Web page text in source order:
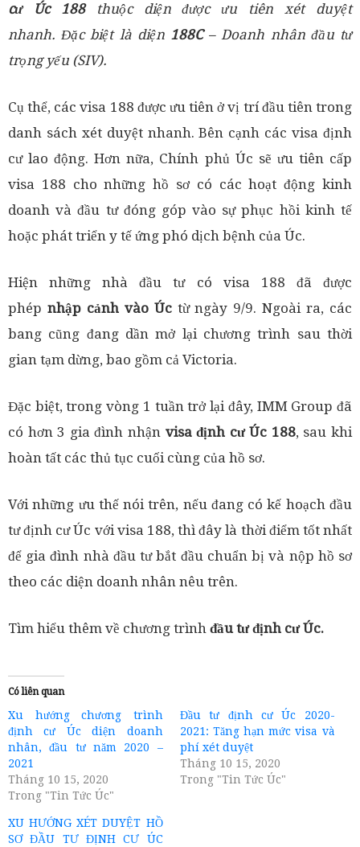
cư Úc 188thuộc diện được ưu tiên xét duyệt
nhanh.Đặc biệt là diện 188C– Doanh nhân đầu tư
trọng yếu (SIV).
Cụ thể, các visa 188 được ưu tiên ở vị trí đầu tiên trong
danh sách xét duyệt nhanh. Bên cạnh các visa định
cư lao động. Hơn nữa, Chính phủ Úc sẽ ưu tiên cấp
visa 188 cho những hồ sơ có các hoạt động kinh
doanh và đầu tư đóng góp vào sự phục hồi kinh tế
hoặc phát triển y tế ứng phó dịch bệnh của Úc.
Hiện những nhà đầu tư có visa 188 đã được
phép nhập cảnh vào Úctừ ngày 9/9. Ngoài ra, các
bang cũng đang dần mở lại chương trình sau thời
gian tạm dừng, bao gồm cả Victoria.
Đặc biệt, trong vòng 1 tuần trở lại đây, IMM Group đã
có hơn 3 gia đình nhận visa định cư Úc 188, sau khi
hoàn tất các thủ tục cuối cùng của hồ sơ.
Với những ưu thế nói trên, nếu đang có kế hoạch đầu
tư định cư Úc với visa 188, thì đây là thời điểm tốt nhất
để gia đình nhà đầu tư bắt đầu chuẩn bị và nộp hồ sơ
theo các diện doanh nhân nêu trên.
Tìm hiểu thêm về chương trình đầu tư định cư Úc.
Có liên quan
Xu hướng chương trình
định cư Úc diện doanh
nhân, đầu tư năm 2020 –
2021
Tháng 10 15, 2020
Trong "Tin Tức Úc"
Đầu tư định cư Úc 2020-
2021: Tăng hạn mức visa và
phí xét duyệt
Tháng 10 15, 2020
Trong "Tin Tức Úc"
XU HƯỚNG XÉT DUYỆT HỒ
SƠ ĐẦU TƯ ĐỊNH CƯ ÚC